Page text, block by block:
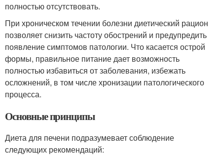
полностью отсутствовать.
При хроническом течении болезни диетический рацион
позволяет снизить частоту обострений и предупредить
появление симптомов патологии. Что касается острой
формы, правильное питание дает возможность
полностью избавиться от заболевания, избежать
осложнений, в том числе хронизации патологического
процесса.
Основные принципы
Диета для печени подразумевает соблюдение
следующих рекомендаций: